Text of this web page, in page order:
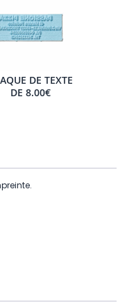
DE TEXTE
DE 8.00€